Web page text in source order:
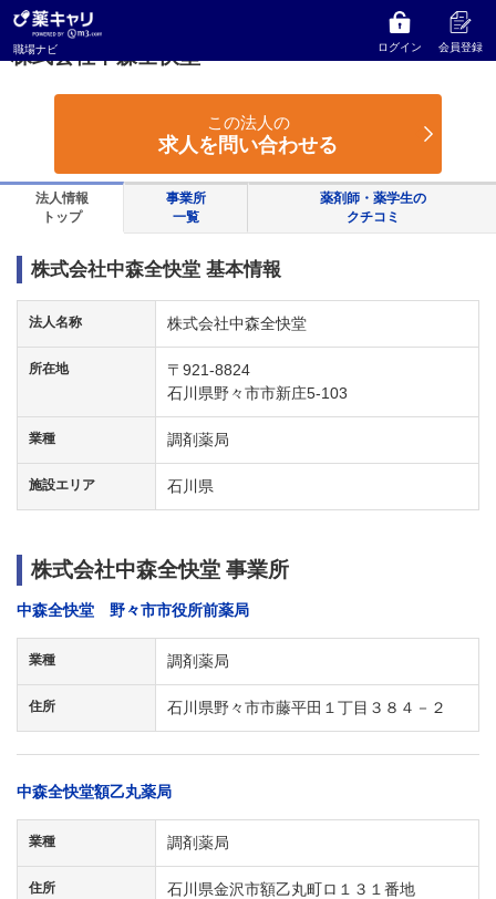
職場ナビ ログイン 会員登録
薬キャリ 職場ナビ 株式会社中森全快堂
株式会社中森全快堂
この法人の
求人を問い合わせる
法人情報
トップ
事業所
一覧
薬剤師・薬学生の
クチコミ
株式会社中森全快堂 基本情報
法人名称 株式会社中森全快堂
所在地
〒921-8824
石川県野々市市新庄5-103
業種 調剤薬局
施設エリア 石川県
株式会社中森全快堂 事業所
中森全快堂 野々市市役所前薬局
業種 調剤薬局
住所 石川県野々市市藤平田１丁目３８４－２
中森全快堂額乙丸薬局
業種 調剤薬局
住所 石川県金沢市額乙丸町ロ１３１番地